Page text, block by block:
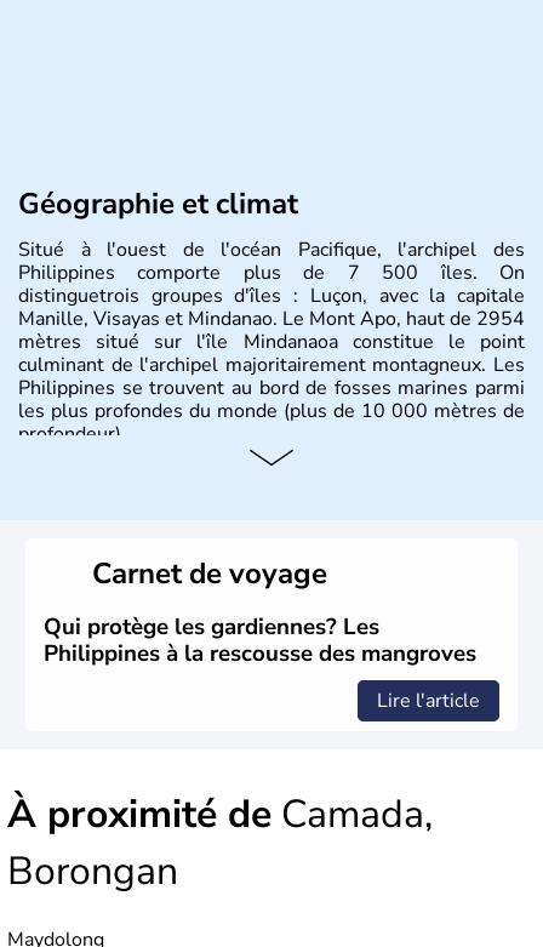
Géographie et climat
Situé à l'ouest de l'océan Pacifique, l'archipel des
Philippines comporte plus de 7 500 îles. On
distinguetrois groupes d'îles : Luçon, avec la capitale
Manille, Visayas et Mindanao. Le Mont Apo, haut de 2954
mètres situé sur l'île Mindanaoa constitue le point
culminant de l'archipel majoritairement montagneux. Les
Philippines se trouvent au bord de fosses marines parmi
les plus profondes du monde (plus de 10 000 mètres de
profondeur).
Carnet de voyage
Qui protège les gardiennes? Les
Philippines à la rescousse des mangroves
Lire l'article
À proximité de Camada,
Borongan
Maydolong